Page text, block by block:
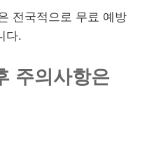
전국적으로 무료 예방
다.
주의사항은